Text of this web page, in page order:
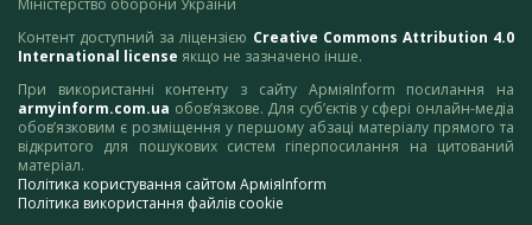
Міністерство оборони України
Контент доступний за ліцензією Creative Commons Attribution 4.0
International license якщо не зазначено інше.
При використанні контенту з сайту АрміяInform посилання на
armyinform.com.ua обов’язкове. Для суб’єктів у сфері онлайн-медіа
обов’язковим є розміщення у першому абзаці матеріалу прямого та
відкритого для пошукових систем гіперпосилання на цитований
матеріал.
Політика користування сайтом АрміяInform
Політика використання файлів cookie